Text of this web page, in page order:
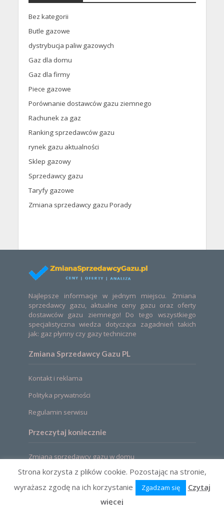
Bez kategorii
Butle gazowe
dystrybucja paliw gazowych
Gaz dla domu
Gaz dla firmy
Piece gazowe
Porównanie dostawców gazu ziemnego
Rachunek za gaz
Ranking sprzedawców gazu
rynek gazu aktualności
Sklep gazowy
Sprzedawcy gazu
Taryfy gazowe
Zmiana sprzedawcy gazu Porady
Najlepsze informacje w jednym miejscu. Zmiana
sprzedawcy gazu, aktualne ceny gazu oraz oferty
dostawców gazu ziemnego! Do tego wszystkiego
specjalistyczna wiedza dotycząca zagadnień takich
jak: gaz płynny czy gazy techniczne
Zmiana Sprzedawcy Gazu PL
Kontakt i reklama
Polityka prywatności
Regulamin serwisu
Przeczytaj koniecznie
Zmiana sprzedawcy gazu w domu
2021 © Zmiana sprzedawcy gazu. Ceny, oferty,
porównanie
Strona korzysta z plików cookie. Pozostając na stronie,
wyrażasz zgodę na ich korzystanie
Zgadzam się
Czytaj
więcej